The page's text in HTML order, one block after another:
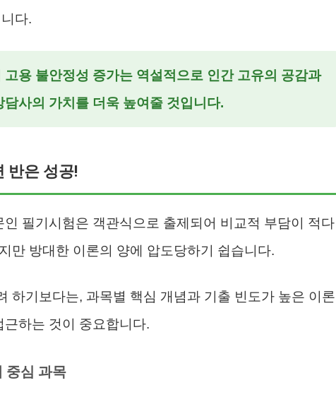
다.
고용 불안정성 증가는 역설적으로 인간 고유의 공감과
사의 가치를 더욱 높여줄 것입니다.
반은 성공!
필기시험은 객관식으로 출제되어 비교적 부담이 적다
만 방대한 이론의 양에 압도당하기 쉽습니다.
하기보다는, 과목별 핵심 개념과 기출 빈도가 높은 이론
하는 것이 중요합니다.
중심 과목